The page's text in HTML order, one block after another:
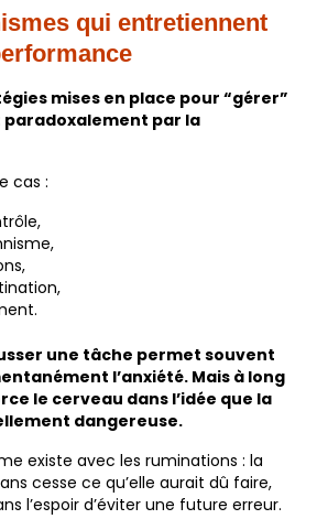
qui entretiennent
mises en place pour “gérer”
paradoxalement par la
cas :
une tâche permet souvent
l’anxiété. Mais à long
le cerveau dans l’idée que la
dangereuse.
existe avec les ruminations : la
cesse ce qu’elle aurait dû faire,
l’espoir d’éviter une future erreur.